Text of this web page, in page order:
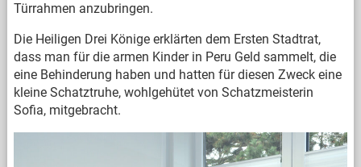
Türrahmen anzubringen.
Die Heiligen Drei Könige erklärten dem Ersten Stadtrat,
dass man für die armen Kinder in Peru Geld sammelt, die
eine Behinderung haben und hatten für diesen Zweck eine
kleine Schatztruhe, wohlgehütet von Schatzmeisterin
Sofia, mitgebracht.